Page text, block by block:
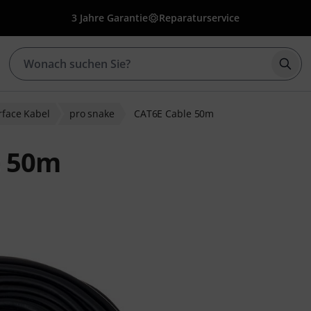
3 Jahre Garantie Reparaturservice
Kabel pro snake CAT6E Cable 50m
50m